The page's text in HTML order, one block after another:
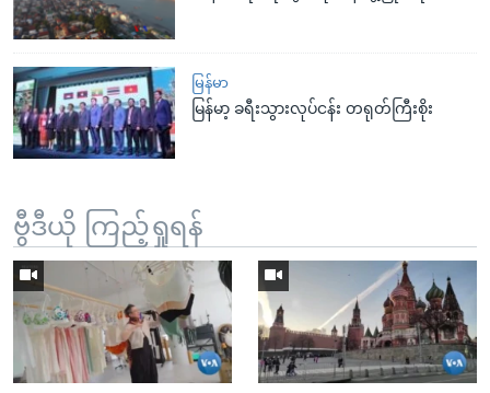
မြန်မာ
မြန်မာ့ ခရီးသွားလုပ်ငန်း တရုတ်ကြီးစိုး
ဗွီဒီယို ကြည့်ရှုရန်